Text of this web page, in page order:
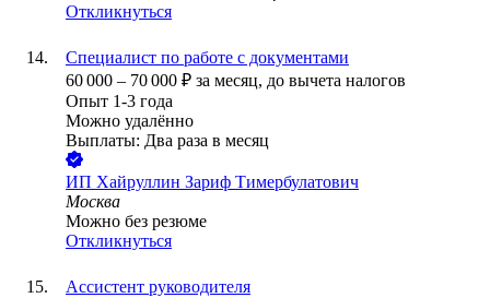
Откликнуться
Специалист по работе с документами
60 000 – 70 000 ₽ за месяц, до вычета налогов
Опыт 1-3 года
Можно удалённо
Выплаты: Два раза в месяц
ИП Хайруллин Зариф Тимербулатович
Москва
Можно без резюме
Откликнуться
Ассистент руководителя